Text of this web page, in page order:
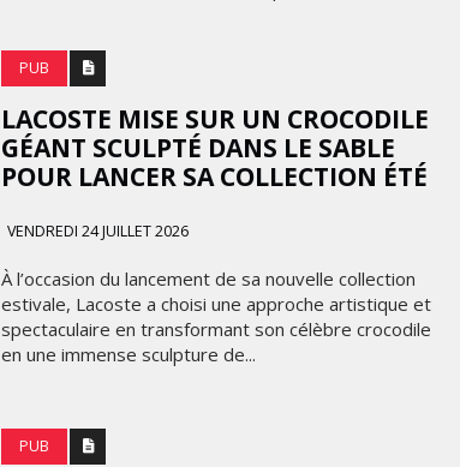
PUB
LACOSTE MISE SUR UN CROCODILE
GÉANT SCULPTÉ DANS LE SABLE
POUR LANCER SA COLLECTION ÉTÉ
VENDREDI 24 JUILLET 2026
À l’occasion du lancement de sa nouvelle collection
estivale, Lacoste a choisi une approche artistique et
spectaculaire en transformant son célèbre crocodile
en une immense sculpture de...
PUB